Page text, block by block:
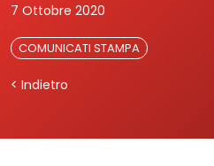
7 Ottobre 2020
COMUNICATI STAMPA
< Indietro